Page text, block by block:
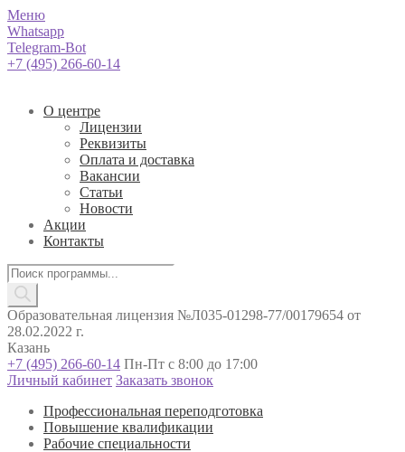
Меню
Whatsapp
Telegram-Bot
+7 (495) 266-60-14
О центре
Лицензии
Реквизиты
Оплата и доставка
Вакансии
Статьи
Новости
Акции
Контакты
Поиск
товаров
Образовательная лицензия №Л035-01298-77/00179654 от
28.02.2022 г.
Казань
+7 (495) 266-60-14 Пн-Пт с 8:00 до 17:00
Личный кабинет Заказать звонок
Профессиональная переподготовка
Повышение квалификации
Рабочие специальности